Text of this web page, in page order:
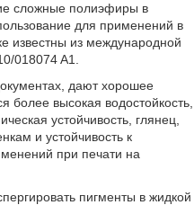
сложные полиэфиры в
для применений в
известны из международной
018074 A1.
дают хорошее
более высокая водостойкость,
устойчивость, глянец,
и устойчивость к
при печати на
пигменты в жидкой